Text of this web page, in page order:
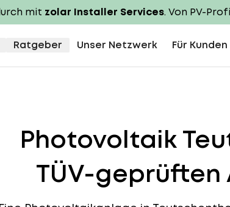
mit zolar Installer Services. Von PV-
Ratgeber Unser Netzwerk Für Kunden
Photovoltaik
TÜV-